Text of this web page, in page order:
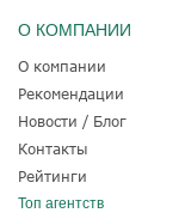
О КОМПАНИИ
О компании
Рекомендации
Новости / Блог
Контакты
Рейтинги
Топ агентств